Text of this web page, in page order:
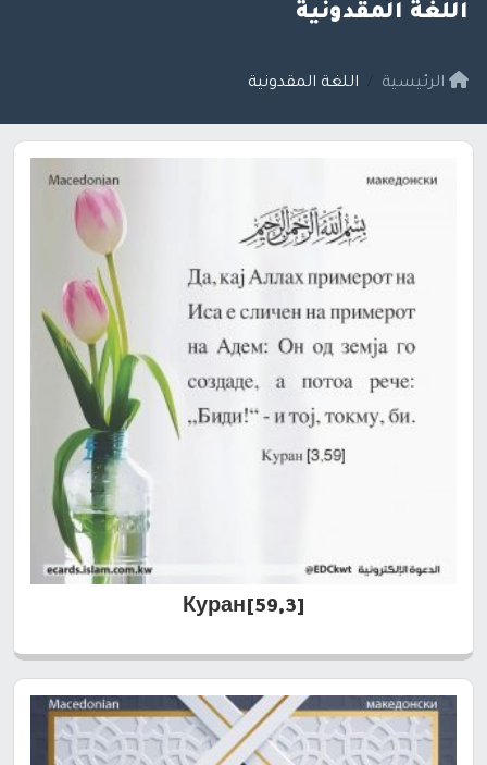
اللغة المقدونية
الرئيسية اللغة المقدونية
[59,3]Куран